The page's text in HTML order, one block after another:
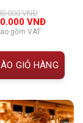
giá
VNĐ
VNĐ.
VNĐGiá
là:
gồm VAT
GIỎ HÀNG